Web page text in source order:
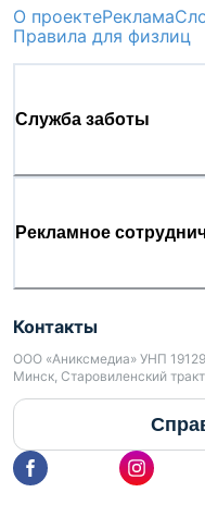
О проектеРеклама
Правила для физлиц
Служба заботы
Рекламное
Контакты
ООО «Аниксмедиа» УНП
Минск, Старовиленский